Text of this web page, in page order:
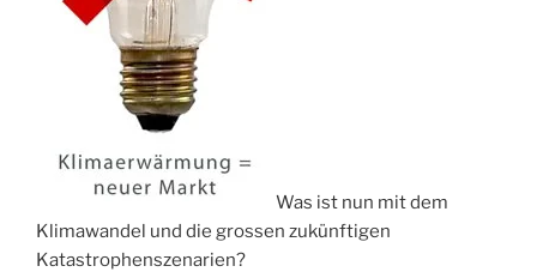
Was ist nun mit dem
Klimawandel und die grossen zukünftigen
Katastrophenszenarien?